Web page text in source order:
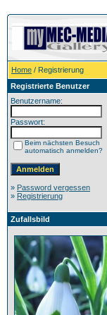
Home / Registrierung
Registrierte Benutzer
Benutzername:
Passwort:
Beim nächsten Besuch
automatisch anmelden?
» Password vergessen
» Registrierung
Zufallsbild